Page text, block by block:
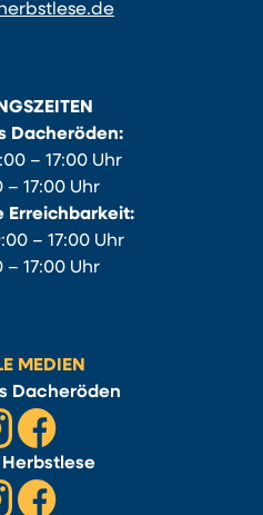
Dacheröden:
– 17:00 Uhr
– 17:00 Uhr
Erreichbarkeit:
– 17:00 Uhr
– 17:00 Uhr
MEDIEN
Dacheröden